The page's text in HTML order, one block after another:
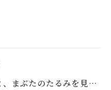
眼瞼下垂症と、まぶたのたるみを見分けるに